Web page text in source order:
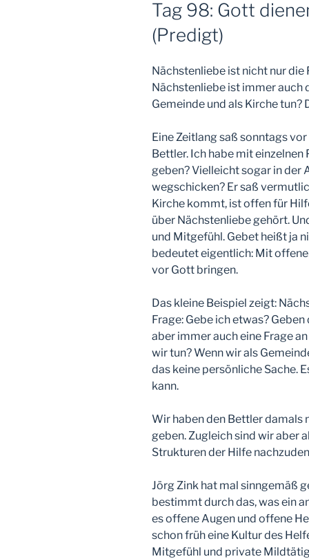
Tag 98: Gott
(Predigt)
Nächstenliebe ist nicht nur die
Nächstenliebe ist immer auch
Gemeinde und als Kirche tun?
Eine Zeitlang saß sonntags
Bettler. Ich habe mit
geben? Vielleicht sogar in der
wegschicken? Er saß
Kirche kommt, ist offen für
über Nächstenliebe gehört.
und Mitgefühl. Gebet heißt ja
bedeutet eigentlich: Mit
vor Gott bringen.
Das kleine Beispiel zeigt:
Frage: Gebe ich etwas?
aber immer auch eine Frage
wir tun? Wenn wir als
das keine persönliche Sache.
kann.
Wir haben den Bettler damals
geben. Zugleich sind wir aber
Strukturen der Hilfe
Jörg Zink hat mal sinngemäß
bestimmt durch das, was ein
es offene Augen und offene
schon früh eine Kultur des
Mitgefühl und private